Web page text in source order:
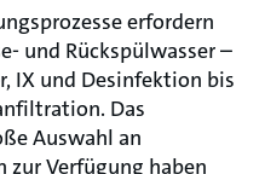
erfordern
und Rückspülwasser –
IX und Desinfektion bis
Das
Auswahl an
Verfügung haben